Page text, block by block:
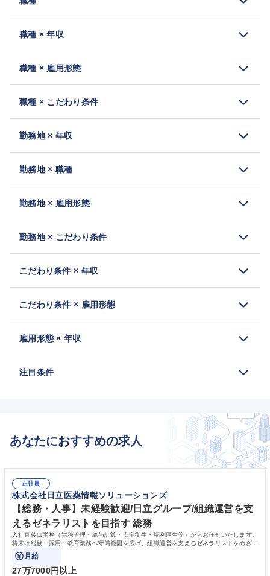
職種 × 年収
職種 × 雇用形態
職種 × こだわり条件
勤務地 × 年収
勤務地 × 職種
勤務地 × 雇用形態
勤務地 × こだわり条件
こだわり条件 × 年収
こだわり条件 × 雇用形態
雇用形態 × 年収
注目条件
あなたにおすすめの求人
正社員
株式会社日立医薬情報ソリューションズ
【総務・人事】未経験歓迎/日立グループ/組織運営を支
えるゼネラリストを目指す 総務
入社直後は労務（労務管理・給与計算・安全衛生・福利厚生等）からお任せいたします。
将来は総務・採用・教育業務へ守備範囲を広げ、組織運営を支えるゼネラリストをめざせ
ます。
月給
27万7000円以上